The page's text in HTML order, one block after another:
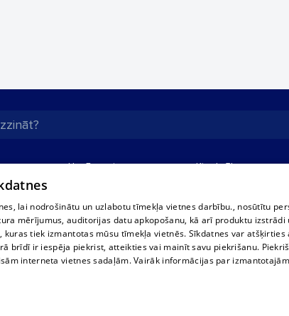
Uzņēmumi
Autobusu biļetes
Vilcienu biļetes
Kinoteātros
Līguma noteikumi
360 Ziņas kontakti
lai nodrošinātu un uzlabotu tīmekļa vietnes darbību., nosūtītu
mērījumus, auditorijas datu apkopošanu, kā arī produktu izstrādi
tiek izmantotas mūsu tīmekļa vietnēs. Sīkdatnes var
brīdī ir iespēja piekrist, atteikties vai mainīt savu piekrišanu.
interneta vietnes sadaļām. Vairāk informācijas par